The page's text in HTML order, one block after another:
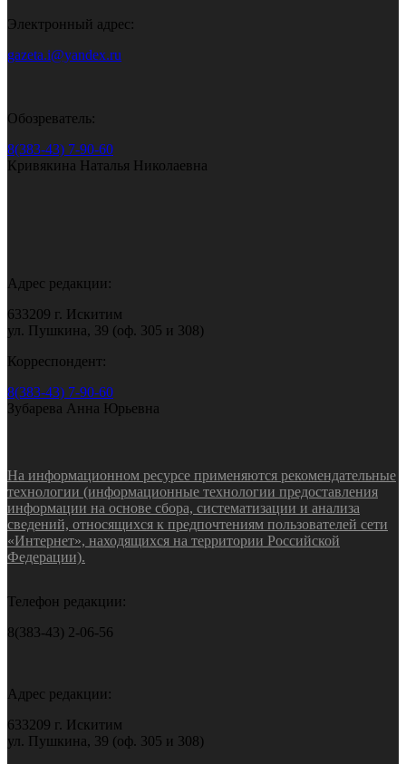
Электронный адрес:
gazeta.i@yandex.ru
Обозреватель:
8(383-43) 7-90-60
Кривякина Наталья Николаевна
Адрес редакции:
633209 г. Искитим
ул. Пушкина, 39 (оф. 305 и 308)
Корреспондент:
8(383-43) 7-90-60
Зубарева Анна Юрьевна
На информационном ресурсе применяются рекомендательные
технологии (информационные технологии предоставления
информации на основе сбора, систематизации и анализа
сведений, относящихся к предпочтениям пользователей сети
«Интернет», находящихся на территории Российской
Федерации).
Телефон редакции:
8(383-43) 2-06-56
Адрес редакции:
633209 г. Искитим
ул. Пушкина, 39 (оф. 305 и 308)